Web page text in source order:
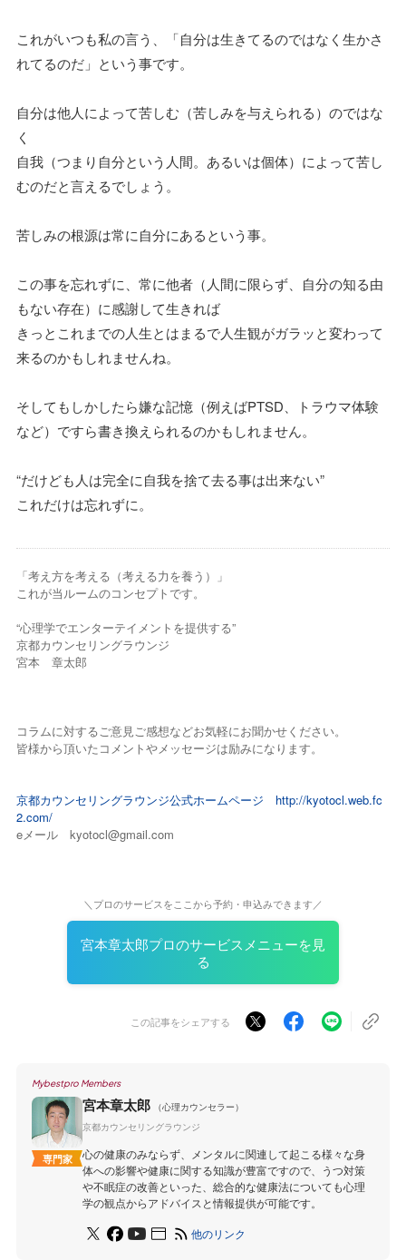
これがいつも私の言う、「自分は生きてるのではなく生かさ
れてるのだ」という事です。
自分は他人によって苦しむ（苦しみを与えられる）のではな
く
自我（つまり自分という人間。あるいは個体）によって苦し
むのだと言えるでしょう。
苦しみの根源は常に自分にあるという事。
この事を忘れずに、常に他者（人間に限らず、自分の知る由
もない存在）に感謝して生きれば
きっとこれまでの人生とはまるで人生観がガラッと変わって
来るのかもしれませんね。
そしてもしかしたら嫌な記憶（例えばPTSD、トラウマ体験
など）ですら書き換えられるのかもしれません。
“だけども人は完全に自我を捨て去る事は出来ない”
これだけは忘れずに。
「考え方を考える（考える力を養う）」
これが当ルームのコンセプトです。
“心理学でエンターテイメントを提供する”
京都カウンセリングラウンジ
宮本 章太郎
コラムに対するご意見ご感想などお気軽にお聞かせください。
皆様から頂いたコメントやメッセージは励みになります。
京都カウンセリングラウンジ公式ホームページ
http://kyotocl.web.fc
2.com/
eメール kyotocl@gmail.com
＼プロのサービスをここから予約・申込みできます／
宮本章太郎プロのサービスメニューを見
る
この記事をシェアする
Mybestpro Members
専門家
宮本章太郎
（心理カウンセラー）
京都カウンセリングラウンジ
心の健康のみならず、メンタルに関連して起こる様々な身
体への影響や健康に関する知識が豊富ですので、うつ対策
や不眠症の改善といった、総合的な健康法についても心理
学の観点からアドバイスと情報提供が可能です。
他のリンク